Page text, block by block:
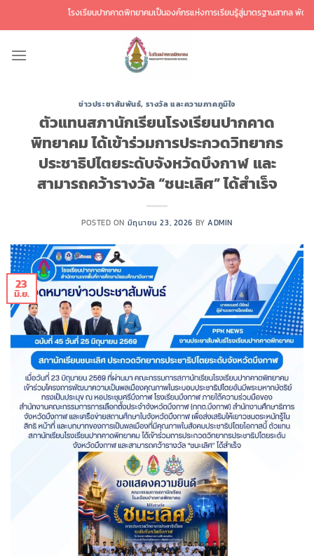
เนื้อหา
โรงเรียนปากคาดพิทยาคมเป็นองค์กรแห่งการเรียนรู้สู่มาตรฐานสากล พัฒนาศั
ข่าวประชาสัมพันธ์, รางวัล และความภาคภูมิใจ
ตัวแทนสภานักเรียนโรงเรียนปากคาด
พิทยาคม ได้เข้าร่วมการประกวดวิทยากร
ประชาธิปไตยระดับจังหวัดบึงกาฬ และ
สามารถคว้ารางวัล “ชนะเลิศ” ได้สำเร็จ
POSTED ON มิถุนายน 23, 2026 BYADMIN
23
มิ.ย.